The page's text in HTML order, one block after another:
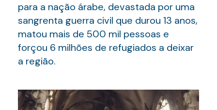
para a nação árabe, devastada por uma
sangrenta guerra civil que durou 13 anos,
matou mais de 500 mil pessoas e
forçou 6 milhões de refugiados a deixar
a região.